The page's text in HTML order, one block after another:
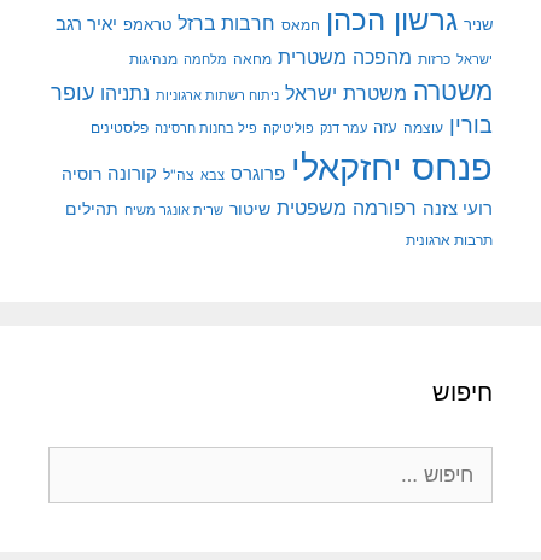
שניר גרשון הכהן חמאס חרבות ברזל טראמפ יאיר רגב
ישראל כרזות מהפכה משטרית מחאה מלחמה מנהיגות
משטרה משטרת ישראל ניתוח רשתות ארגוניות נתניהו עופר
בורין עוצמה עזה עמר דנק פוליטיקה פיל בחנות חרסינה פלסטינים
פנחס יחזקאלי פרוגרס צבא צה"ל קורונה רוסיה
רועי צזנה רפורמה משפטית שיטור שרית אונגר משיח תהילים
תרבות ארגונית
חיפוש